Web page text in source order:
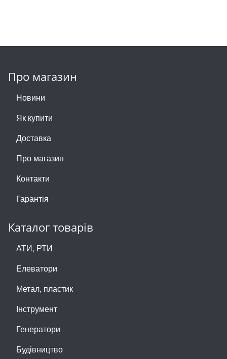
Про магазин
Новини
Як купити
Доставка
Про магазин
Контакти
Гарантія
Каталог товарів
АТИ, РТИ
Елеватори
Метал, пластик
Інструмент
Генератори
Будівництво